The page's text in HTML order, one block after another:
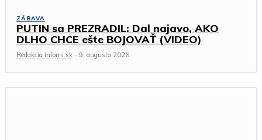
ZÁBAVA
PUTIN sa PREZRADIL: Dal najavo, AKO
DLHO CHCE ešte BOJOVAŤ (VIDEO)
Redakcia Infomi.sk - 9. augusta 2026